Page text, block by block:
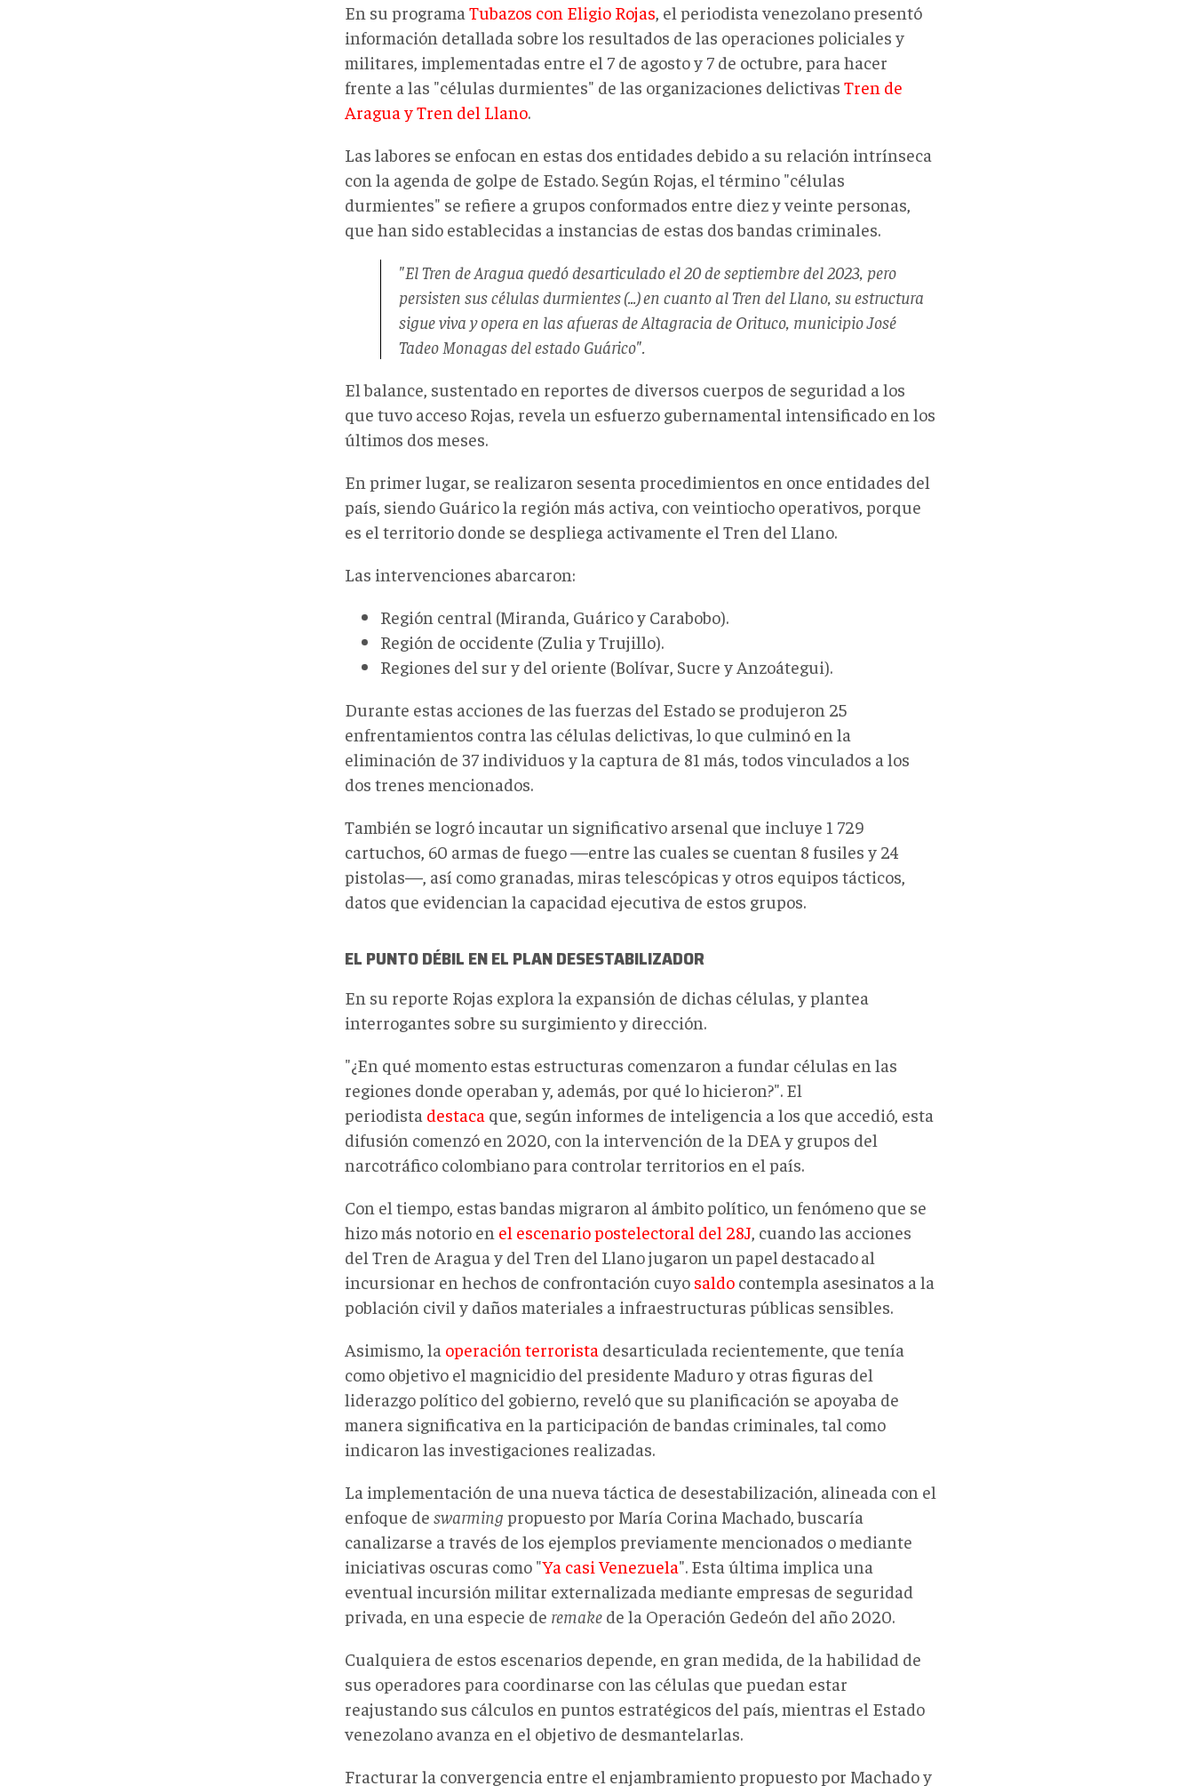
En su programa Tubazos con Eligio Rojas, el periodista venezolano presentó
información detallada sobre los resultados de las operaciones policiales y
militares, implementadas entre el 7 de agosto y 7 de octubre, para hacer
frente a las "células durmientes" de las organizaciones delictivas Tren de
Aragua y Tren del Llano.
Las labores se enfocan en estas dos entidades debido a su relación intrínseca
con la agenda de golpe de Estado. Según Rojas, el término "células
durmientes" se refiere a grupos conformados entre diez y veinte personas,
que han sido establecidas a instancias de estas dos bandas criminales.
"El Tren de Aragua quedó desarticulado el 20 de septiembre del 2023, pero
persisten sus células durmientes (...) en cuanto al Tren del Llano, su estructura
sigue viva y opera en las afueras de Altagracia de Orituco, municipio José
Tadeo Monagas del estado Guárico".
El balance, sustentado en reportes de diversos cuerpos de seguridad a los
que tuvo acceso Rojas, revela un esfuerzo gubernamental intensificado en los
últimos dos meses.
En primer lugar, se realizaron sesenta procedimientos en once entidades del
país, siendo Guárico la región más activa, con veintiocho operativos, porque
es el territorio donde se despliega activamente el Tren del Llano.
Las intervenciones abarcaron:
Región central (Miranda, Guárico y Carabobo).
Región de occidente (Zulia y Trujillo).
Regiones del sur y del oriente (Bolívar, Sucre y Anzoátegui).
Durante estas acciones de las fuerzas del Estado se produjeron 25
enfrentamientos contra las células delictivas, lo que culminó en la
eliminación de 37 individuos y la captura de 81 más, todos vinculados a los
dos trenes mencionados.
También se logró incautar un significativo arsenal que incluye 1 729
cartuchos, 60 armas de fuego —entre las cuales se cuentan 8 fusiles y 24
pistolas—, así como granadas, miras telescópicas y otros equipos tácticos,
datos que evidencian la capacidad ejecutiva de estos grupos.
EL PUNTO DÉBIL EN EL PLAN DESESTABILIZADOR
En su reporte Rojas explora la expansión de dichas células, y plantea
interrogantes sobre su surgimiento y dirección.
"¿En qué momento estas estructuras comenzaron a fundar células en las
regiones donde operaban y, además, por qué lo hicieron?". El
periodista destaca que, según informes de inteligencia a los que accedió, esta
difusión comenzó en 2020, con la intervención de la DEA y grupos del
narcotráfico colombiano para controlar territorios en el país.
Con el tiempo, estas bandas migraron al ámbito político, un fenómeno que se
hizo más notorio en el escenario postelectoral del 28J, cuando las acciones
del Tren de Aragua y del Tren del Llano jugaron un papel destacadoal
incursionar en hechos de confrontación cuyo saldo contempla asesinatos a la
población civil y daños materiales a infraestructuras públicas sensibles.
Asimismo, la operación terrorista desarticulada recientemente, que tenía
como objetivo el magnicidio del presidente Maduro y otras figuras del
liderazgo político del gobierno, reveló que su planificación se apoyaba de
manera significativa en la participación de bandas criminales, tal como
indicaron las investigaciones realizadas.
La implementación de una nueva táctica de desestabilización, alineada con el
enfoque de swarming propuesto por María Corina Machado, buscaría
canalizarse a través de los ejemplos previamente mencionados o mediante
iniciativas oscuras como "Ya casi Venezuela". Esta última implica una
eventual incursión militar externalizada mediante empresas de seguridad
privada, en una especie de remake de la Operación Gedeón del año 2020.
Cualquiera de estos escenarios depende, en gran medida, de la habilidad de
sus operadores para coordinarse con las células que puedan estar
reajustando sus cálculos en puntos estratégicos del país, mientras el Estado
venezolano avanza en el objetivo de desmantelarlas.
Fracturar la convergencia entre el enjambramiento propuesto por Machado y